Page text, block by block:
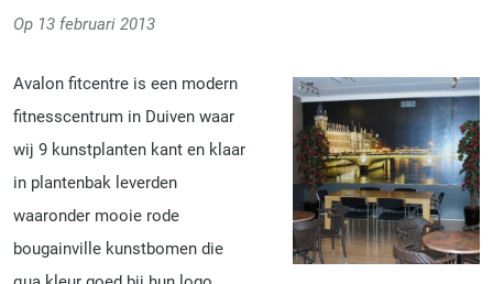
Op 13 februari 2013
Avalon fitcentre is een modern
fitnesscentrum in Duiven waar
wij 9 kunstplanten kant en klaar
in plantenbak leverden
waaronder mooie rode
bougainville kunstbomen die